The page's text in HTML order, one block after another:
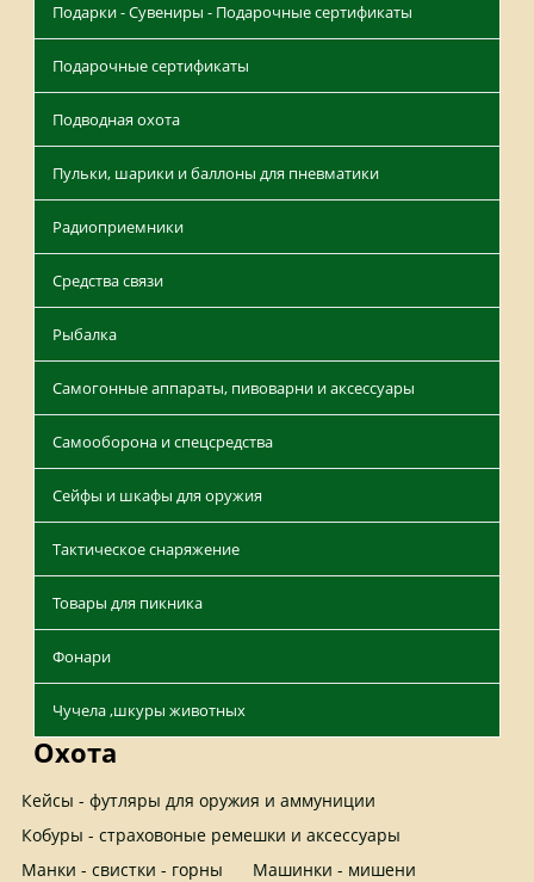
Подарки - Сувениры - Подарочные сертификаты
Подарочные сертификаты
Подводная охота
Пульки, шарики и баллоны для пневматики
Радиоприемники
Средства связи
Рыбалка
Самогонные аппараты, пивоварни и аксессуары
Самооборона и спецсредства
Сейфы и шкафы для оружия
Тактическое снаряжение
Товары для пикника
Фонари
Чучела ,шкуры животных
Охота
Кейсы - футляры для оружия и аммуниции
Кобуры - страховоные ремешки и аксессуары
Манки - свистки - горны
Машинки - мишени